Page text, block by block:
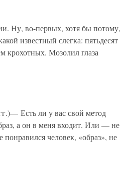
Ну, во-первых, хотя бы потому,
известный слегка: пятьдесят
крохотных. Мозолил глаза
Есть ли у вас свой метод
а он в меня входит. Или — не
человек, «образ», не